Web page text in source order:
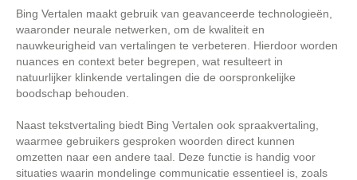
Bing Vertalen maakt gebruik van geavanceerde technologieën,
waaronder neurale netwerken, om de kwaliteit en
nauwkeurigheid van vertalingen te verbeteren. Hierdoor worden
nuances en context beter begrepen, wat resulteert in
natuurlijker klinkende vertalingen die de oorspronkelijke
boodschap behouden.
Naast tekstvertaling biedt Bing Vertalen ook spraakvertaling,
waarmee gebruikers gesproken woorden direct kunnen
omzetten naar een andere taal. Deze functie is handig voor
situaties waarin mondelinge communicatie essentieel is, zoals